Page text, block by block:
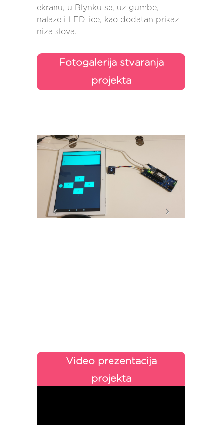
ekranu, u Blynku se, uz gumbe,
nalaze i LED-ice, kao dodatan prikaz
niza slova.
Fotogalerija stvaranja
projekta
Video prezentacija
projekta